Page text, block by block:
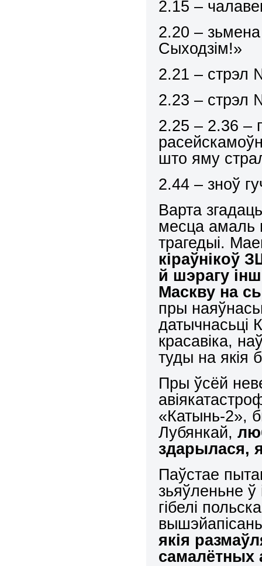
2.15 –
2.20 –
Сыходзім!»
2.21 – стрэл
2.23 – стрэл
2.25 – 2.36 –
што яму
2.44 – зноў
Варта
месца амаль
трагедыі.
кіраўнікоў
й шэрагу
Маскву на
пры
датычнасьці
красавіка,
туды на якія
Пры ўсёй
«Катынь-2»,
Лубянкай,
здарылася,
Паўстае
зьяўленьне ў
гібелі
якія
самалётных